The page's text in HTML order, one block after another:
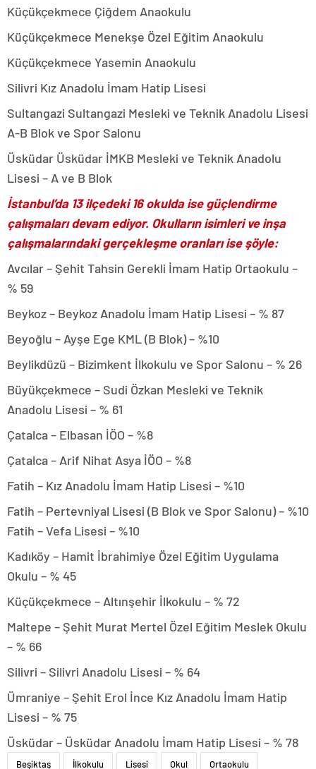
Küçükçekmece Çiğdem Anaokulu
Küçükçekmece Menekşe Özel Eğitim Anaokulu
Küçükçekmece Yasemin Anaokulu
Silivri Kız Anadolu İmam Hatip Lisesi
Sultangazi Sultangazi Mesleki ve Teknik Anadolu Lisesi
A-B Blok ve Spor Salonu
Üsküdar Üsküdar İMKB Mesleki ve Teknik Anadolu
Lisesi – A ve B Blok
İstanbul’da 13 ilçedeki 16 okulda ise güçlendirme
çalışmaları devam ediyor. Okulların isimleri ve inşa
çalışmalarındaki gerçekleşme oranları ise şöyle:
Avcılar – Şehit Tahsin Gerekli İmam Hatip Ortaokulu –
% 59
Beykoz – Beykoz Anadolu İmam Hatip Lisesi – % 87
Beyoğlu – Ayşe Ege KML (B Blok) – %10
Beylikdüzü – Bizimkent İlkokulu ve Spor Salonu – % 26
Büyükçekmece – Sudi Özkan Mesleki ve Teknik
Anadolu Lisesi – % 61
Çatalca – Elbasan İÖO – %8
Çatalca – Arif Nihat Asya İÖO – %8
Fatih – Kız Anadolu İmam Hatip Lisesi – %10
Fatih – Pertevniyal Lisesi (B Blok ve Spor Salonu) – %10
Fatih – Vefa Lisesi – %10
Kadıköy – Hamit İbrahimiye Özel Eğitim Uygulama
Okulu – % 45
Küçükçekmece – Altınşehir İlkokulu – % 72
Maltepe – Şehit Murat Mertel Özel Eğitim Meslek Okulu
– % 66
Silivri – Silivri Anadolu Lisesi – % 64
Ümraniye – Şehit Erol İnce Kız Anadolu İmam Hatip
Lisesi – % 75
Üsküdar – Üsküdar Anadolu İmam Hatip Lisesi – % 78
Beşiktaş İlkokulu Lisesi Okul Ortaokulu